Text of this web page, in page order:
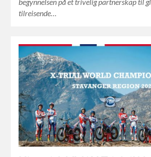
tilreisende…